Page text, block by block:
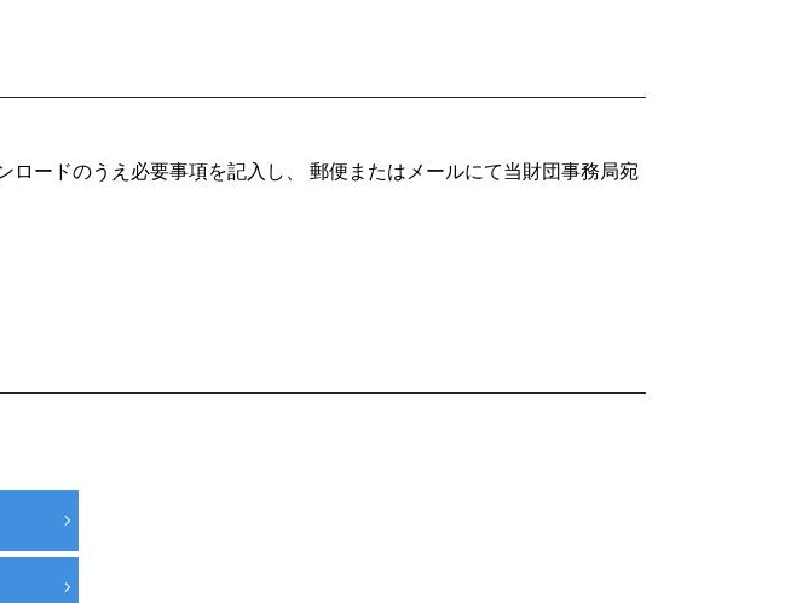
ロードのうえ必要事項を記入し、 郵便またはメールにて当財団事務局宛